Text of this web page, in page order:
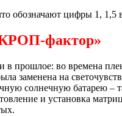
цифры 1, 1,5
фактор»
прошлое: во времена
заменена на
солнечную батарею –
и установка